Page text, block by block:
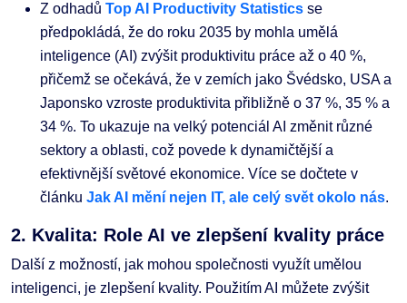
Z odhadů Top AI Productivity Statistics se
předpokládá, že do roku 2035 by mohla umělá
inteligence (AI) zvýšit produktivitu práce až o 40 %,
přičemž se očekává, že v zemích jako Švédsko, USA a
Japonsko vzroste produktivita přibližně o 37 %, 35 % a
34 %. To ukazuje na velký potenciál AI změnit různé
sektory a oblasti, což povede k dynamičtější a
efektivnější světové ekonomice. Více se dočtete v
článku Jak AI mění nejen IT, ale celý svět okolo nás.
2. Kvalita: Role AI ve zlepšení kvality práce
Další z možností, jak mohou společnosti využít umělou
inteligenci, je zlepšení kvality. Použitím AI můžete zvýšit